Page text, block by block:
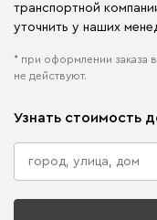
транспортной
уточнить у наших
* при оформлении заказа
не действуют.
Узнать стоимость